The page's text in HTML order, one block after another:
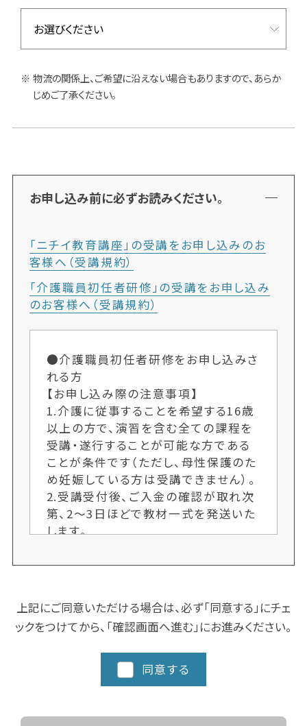
物流の関係上、ご希望に沿えない場合もありますので、あらか
じめご了承ください。
お申し込み前に必ずお読みください。
「ニチイ教育講座」の受講をお申し込みのお
客様へ（受講規約）
「介護職員初任者研修」の受講をお申し込み
のお客様へ（受講規約）
●介護職員初任者研修をお申し込みさ
れる方
【お申し込み際の注意事項】
1.介護に従事することを希望する16歳
以上の方で、演習を含む全ての課程を
受講・遂行することが可能な方である
ことが条件です（ただし、母性保護のた
め妊娠している方は受講できません）。
2.受講受付後、ご入金の確認が取れ次
第、2〜3日ほどで教材一式を発送いた
します。
数の場合、次回開講までお待ちいただ
はお早めにお願いします。又、人数によ
り開講しない場合もございます。ご了承
ください。
4.クラスにより日程や時間を変更する
場合がございますので、ご了承くださ
加カリキュラム、実習など時間数が異
上記にご同意いただける場合は、必ず「同意する」にチェ
ックをつけてから、「確認画面へ進む」にお進みください。
同意する